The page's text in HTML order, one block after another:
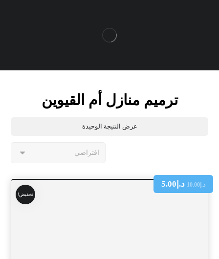
ترميم منازل أم القيوين
عرض النتيجة الوحيدة
تخفيض!
د.إ10.00 د.إ 5.00